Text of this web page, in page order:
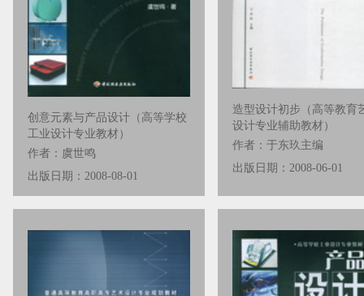
创意元素与产品设计（高等学校
工业设计专业教材）
作者：虞世鸣
出版日期：2008-08-01
造型设计初步（高等教育
设计专业辅助教材）
作者：于东玖主编
出版日期：2008-06-01